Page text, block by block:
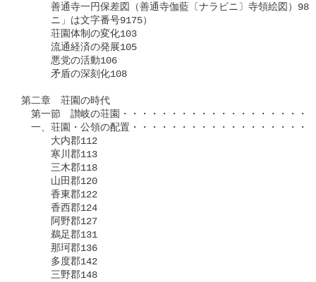
善通寺一円保差図（善通寺伽藍〔ナラビニ〕寺領絵図）98
ニ」は文字番号9175）
荘園体制の変化103
流通経済の発展105
悪党の活動106
矛盾の深刻化108
第二章　荘園の時代
第一節　讃岐の荘園・・・・・・・・・・・・・・・・・・・
一、荘園・公領の配置・・・・・・・・・・・・・・・・・・
大内郡112
寒川郡113
三木郡118
山田郡120
香東郡122
香西郡124
阿野郡127
鵜足郡131
那珂郡136
多度郡142
三野郡148